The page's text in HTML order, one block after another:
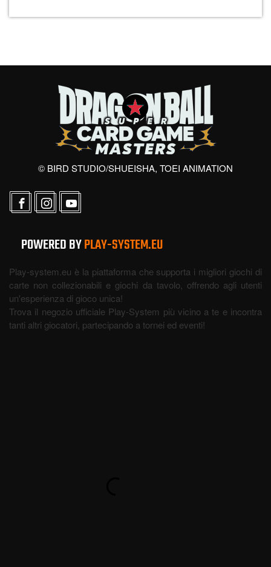
© BIRD STUDIO/SHUEISHA, TOEI ANIMATION
POWERED BYPLAY-SYSTEM.EU
Play-system.eu è la piattaforma che supporta i migliori giochi di
carte non collezionabili e giochi da tavolo, offrendo agli utenti
un'esperienza di gioco unica!
Trova il negozio ufficiale Play-System più vicino a te e incontra
tanti altri giocatori, partecipando a tornei ed eventi!